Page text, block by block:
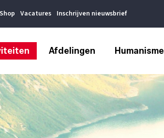
Shop Vacatures Inschrijven nieuwsbrief
Afdelingen Humanisme